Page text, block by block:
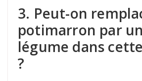
3. Peut-on
potimarron par
légume dans
?